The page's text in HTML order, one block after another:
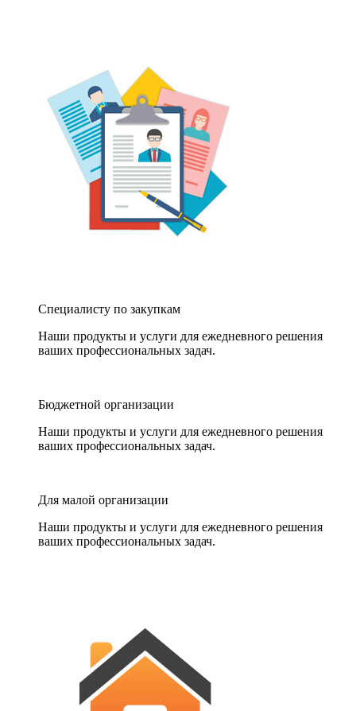
Специалисту по закупкам
Наши продукты и услуги для ежедневного решения
ваших профессиональных задач.
Бюджетной организации
Наши продукты и услуги для ежедневного решения
ваших профессиональных задач.
Для малой организации
Наши продукты и услуги для ежедневного решения
ваших профессиональных задач.